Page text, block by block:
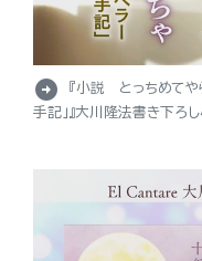
arrow_circle_right
『小説 とっちめてや
手記」』大川隆法書き下ろ